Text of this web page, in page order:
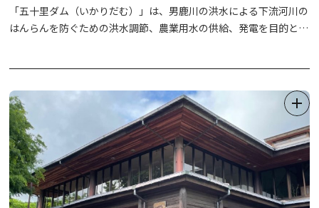
な価値だけではなく、武家屋敷の様式をそのまま残す建築遺産とし
ても価値のある建造物です。
「五十里ダム（いかりだむ）」は、男鹿川の洪水による下流河川の
はんらんを防ぐための洪水調節、農業用水の供給、発電を目的とし
◆鬼怒川ダム統合管理事務所◆
https://www.ktr.mlit.go.jp/kinudamu/index.html
※ダム資料館や放流等の情報は上記よりご確認ください。
上流に位置する「五十里湖」は、豊かな自然に囲まれ、静かな時間
の流れる湖畔を眺めることができます。